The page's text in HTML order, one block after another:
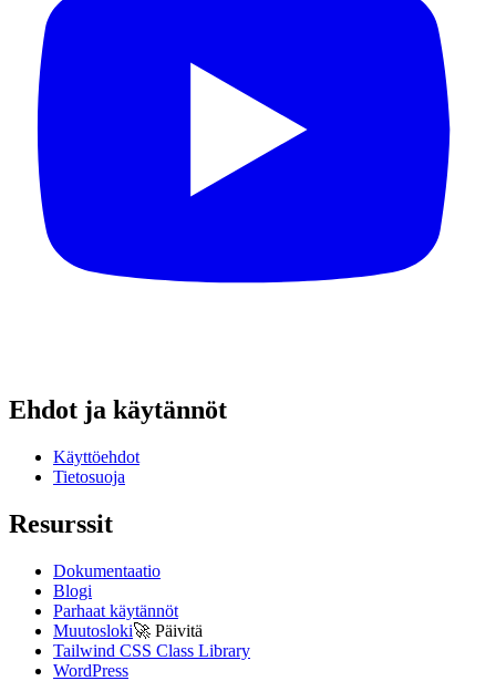
Ehdot ja käytännöt
Käyttöehdot
Tietosuoja
Resurssit
Dokumentaatio
Blogi
Parhaat käytännöt
Muutosloki🚀 Päivitä
Tailwind CSS Class Library
WordPress